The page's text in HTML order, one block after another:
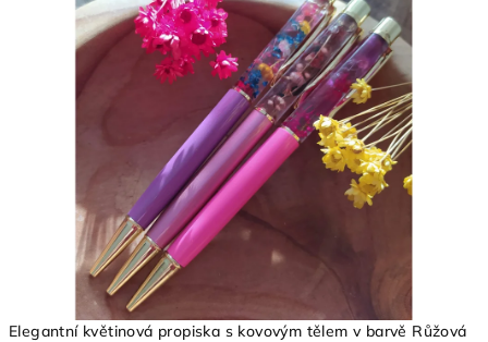
Elegantní květinová propiska s kovovým tělem v barvě Růžová
5,0
hvězdiček.